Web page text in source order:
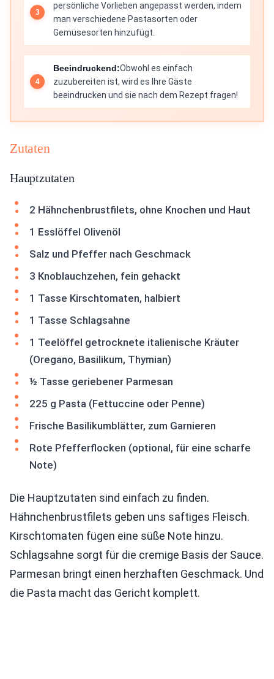
persönliche Vorlieben angepasst werden, indem
man verschiedene Pastasorten oder
Gemüsesorten hinzufügt.
Beeindruckend:Obwohl es einfach
zuzubereiten ist, wird es Ihre Gäste
beeindrucken und sie nach dem Rezept fragen!
Zutaten
Hauptzutaten
2 Hähnchenbrustfilets, ohne Knochen und Haut
1 Esslöffel Olivenöl
Salz und Pfeffer nach Geschmack
3 Knoblauchzehen, fein gehackt
1 Tasse Kirschtomaten, halbiert
1 Tasse Schlagsahne
1 Teelöffel getrocknete italienische Kräuter
(Oregano, Basilikum, Thymian)
½ Tasse geriebener Parmesan
225 g Pasta (Fettuccine oder Penne)
Frische Basilikumblätter, zum Garnieren
Rote Pfefferflocken (optional, für eine scharfe
Note)
Die Hauptzutaten sind einfach zu finden.
Hähnchenbrustfilets geben uns saftiges Fleisch.
Kirschtomaten fügen eine süße Note hinzu.
Schlagsahne sorgt für die cremige Basis der Sauce.
Parmesan bringt einen herzhaften Geschmack. Und
die Pasta macht das Gericht komplett.